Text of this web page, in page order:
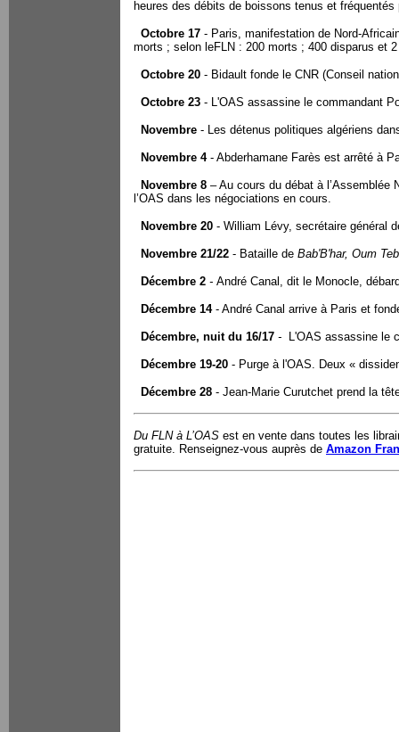
heures des débits de boissons tenus et fréquentés
Octobre 17 - Paris, manifestation de Nord-
morts ; selon leFLN : 200 morts ; 400 disparus et
Octobre 20 - Bidault fonde le CNR (Conseil
Octobre 23 - L'OAS assassine le commandant
Novembre - Les détenus politiques algériens
Novembre 4- Abderhamane Farès est arrêté à
Novembre 8 – Au cours du débat à l’Assemblée
l’OAS dans les négociations en cours.
Novembre 20 - William Lévy, secrétaire général
Novembre 21/22 - Bataille de Bab'B'har, Oum
Décembre 2 - André Canal, dit le Monocle,
Décembre 14- André Canal arrive à Paris et
Décembre, nuit du 16/17 - 'OAS assassine le
Décembre 19-20 - Purge à l'OAS. Deux «
Décembre 28 - Jean-Marie Curutchet prend la
Du FLN à L’OAS est en vente dans toutes les
gratuite. Renseignez-vous auprès de Amazon